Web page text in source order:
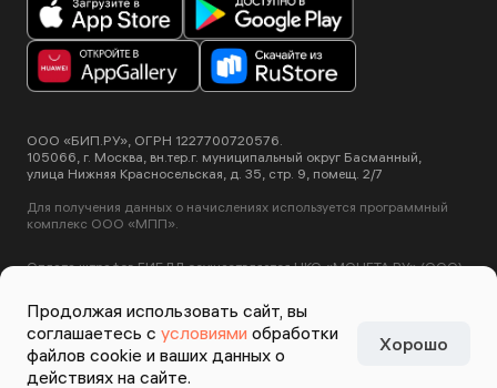
Продолжая использовать сайт, вы
соглашаетесь с условиями обработки
файлов cookie и ваших данных о
действиях на сайте.
Хорошо
ООО «БИП.РУ», ОГРН 1227700720576.
105066, г. Москва, вн.тер.г. муниципальный округ Басманный,
улица Нижняя Красносельская, д. 35, стр. 9, помещ. 2/7
Для получения данных о начислениях используется программный
комплекс ООО «МПП».
Оплата штрафов ГИБДД осуществляется НКО «МОНЕТА.РУ» (ООО).
Этот сайт использует сервис Yandex SmartCaptcha, пользуясь
нашими сервисами вы соглашаетесь с условиями обработки данных
Yandex SmartCaptcha.
Задизайнено вСтудии
Артемия Лебедева